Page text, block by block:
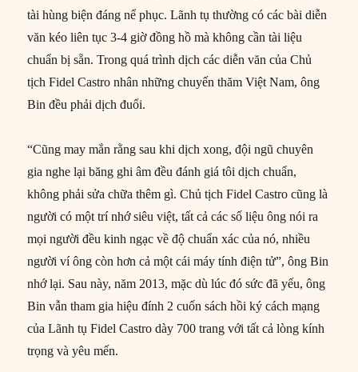
tài hùng biện đáng nể phục. Lãnh tụ thường có các bài diễn
văn kéo liên tục 3-4 giờ đồng hồ mà không cần tài liệu
chuẩn bị sẵn. Trong quá trình dịch các diễn văn của Chủ
tịch Fidel Castro nhân những chuyến thăm Việt Nam, ông
Bin đều phải dịch đuổi.
“Cũng may mắn rằng sau khi dịch xong, đội ngũ chuyên
gia nghe lại băng ghi âm đều đánh giá tôi dịch chuẩn,
không phải sửa chữa thêm gì. Chủ tịch Fidel Castro cũng là
người có một trí nhớ siêu việt, tất cả các số liệu ông nói ra
mọi người đều kinh ngạc về độ chuẩn xác của nó, nhiều
người ví ông còn hơn cả một cái máy tính điện tử”, ông Bin
nhớ lại. Sau này, năm 2013, mặc dù lúc đó sức đã yếu, ông
Bin vẫn tham gia hiệu đính 2 cuốn sách hồi ký cách mạng
của Lãnh tụ Fidel Castro dày 700 trang với tất cả lòng kính
trọng và yêu mến.